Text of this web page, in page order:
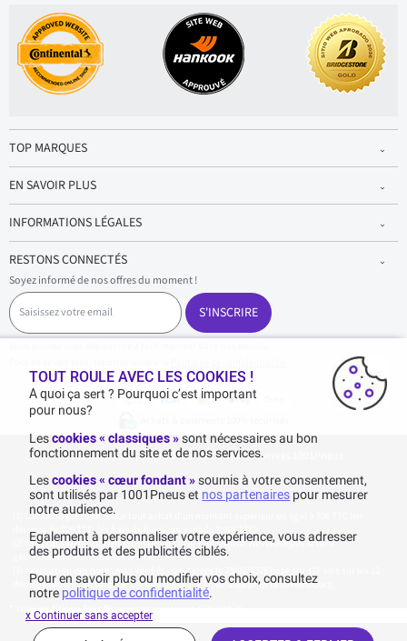
TOP MARQUES
EN SAVOIR PLUS
INFORMATIONS LÉGALES
RESTONS CONNECTÉS
Soyez informé de nos offres du moment !
S
a
i
s
S'INSCRIRE
1001pneus - Copyright 2026 - Tous droits réservés 1001Pneus
Livraison gratuite : pour tout achat d'un montant supérieur ou égal à 70€ TTC (en-
dessous de 70€ TTC, les frais de livraison sont de 7,90€ TTC).
Tarif catalogue manufacturier en vigueur non remisé. Ne reflète pas le tarif
généralement constaté sur le site.
Agrégation des notes Avis Vérifiés constatées le 23/02/2026 basé sur 118 avis sur les 12
derniers mois et un total de 136 avis depuis le 27/07/2022 pour la Luxembourg.
* Voir conditions des offres commerciales en
TOUT ROULE AVEC LES COOKIES !
A quoi ça sert ? Pourquoi c’est important
pour nous?
Lescookies « classiques »sont nécessaires au bon
fonctionnement du site et de nos services.
Lescookies « cœur fondant » soumis à votre consentement,
sont utilisés par 1001Pneus et nos partenaires pour mesurer
notre audience.
Egalement à personnaliser votre expérience, vous adresser
des produits et des publicités ciblés.
Pour en savoir plus ou modifier vos choix, consultez
notre politique de confidentialité.
x Continuer sans accepter